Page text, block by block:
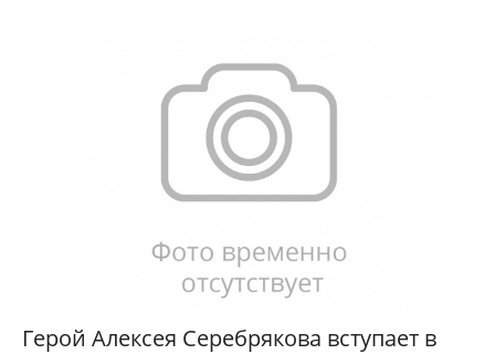
Герой Алексея Серебрякова вступает в